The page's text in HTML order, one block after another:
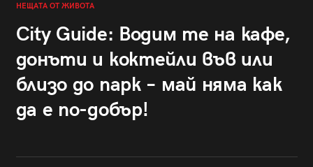
НЕЩАТА ОТ ЖИВОТА
City Guide: Водим те на кафе,
донъти и коктейли във или
близо до парк – май няма как
да е по-добър!